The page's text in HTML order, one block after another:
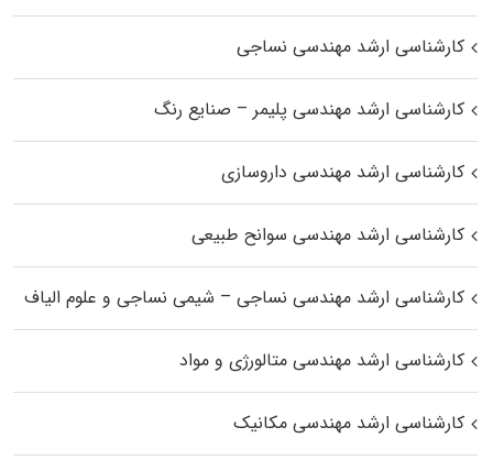
کارشناسی ارشد مهندسی نساجی
کارشناسی ارشد مهندسی پلیمر – صنایع رنگ
کارشناسی ارشد مهندسی داروسازی
کارشناسی ارشد مهندسی سوانح طبیعی
کارشناسی ارشد مهندسی نساجی – شیمی نساجی و علوم الیاف
کارشناسی ارشد مهندسی متالورژی و مواد
کارشناسی ارشد مهندسی مکانیک